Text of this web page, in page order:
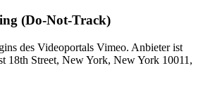
(Do-Not-Track)
des Videoportals Vimeo. Anbieter ist
18th Street, New York, New York 10011,